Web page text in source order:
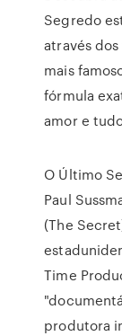
Segredo
através
mais
fórmula
amor e
O Último
Paul
(The
Time
produtora